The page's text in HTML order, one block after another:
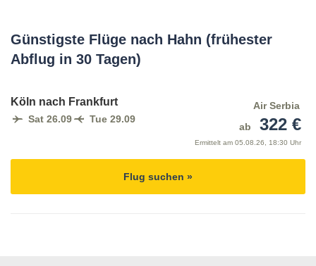
Günstigste Flüge nach Hahn (frühester
Abflug in 30 Tagen)
Köln nach Frankfurt
Sat 26.09 Tue 29.09
Air Serbia
ab
322 €
Ermittelt am 05.08.26, 18:30 Uhr
Flug suchen »